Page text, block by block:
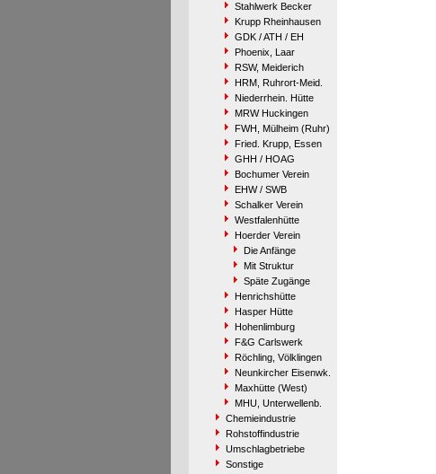
Stahlwerk Becker
Krupp Rheinhausen
GDK / ATH / EH
Phoenix, Laar
RSW, Meiderich
HRM, Ruhrort-Meid.
Niederrhein. Hütte
MRW Huckingen
FWH, Mülheim (Ruhr)
Fried. Krupp, Essen
GHH / HOAG
Bochumer Verein
EHW / SWB
Schalker Verein
Westfalenhütte
Hoerder Verein
Die Anfänge
Mit Struktur
Späte Zugänge
Henrichshütte
Hasper Hütte
Hohenlimburg
F&G Carlswerk
Röchling, Völklingen
Neunkircher Eisenwk.
Maxhütte (West)
MHU, Unterwellenb.
Chemieindustrie
Rohstoffindustrie
Umschlagbetriebe
Sonstige